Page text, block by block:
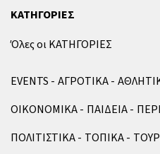
ΚΑΤΗΓΟΡΙΕΣ
Όλες οι ΚΑΤΗΓΟΡΙΕΣ
EVENTS ΑΓΡΟΤΙΚΑ
ΟΙΚΟΝΟΜΙΚΑ
ΠΑΙΔΕΙΑ
ΠΟΛΙΤΙΣΤΙΚΑ
ΤΟΠΙΚΑ